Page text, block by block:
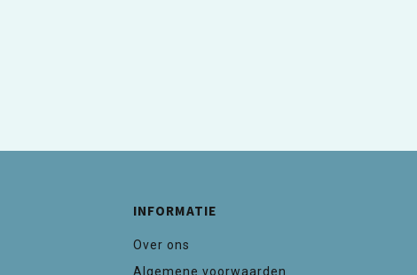
INFORMATIE
Over ons
Algemene voorwaarden